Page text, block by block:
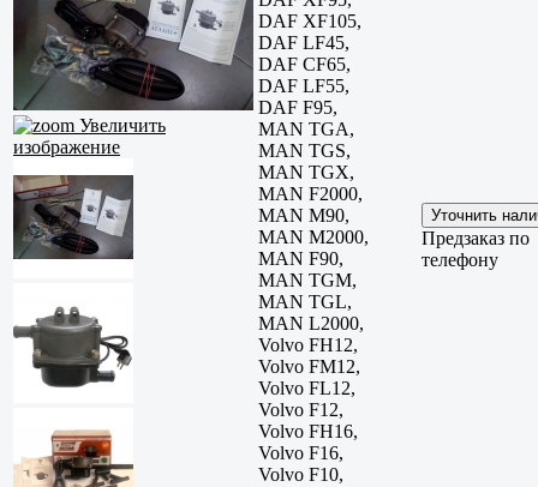
Увеличить
изображение
DAF XF105,
DAF LF45,
DAF CF65,
DAF LF55,
DAF F95,
MAN TGA,
MAN TGS,
MAN TGX,
MAN F2000,
MAN M90,
MAN M2000,
MAN F90,
MAN TGM,
MAN TGL,
MAN L2000,
Volvo FH12,
Volvo FM12,
Volvo FL12,
Volvo F12,
Volvo FH16,
Volvo F16,
Volvo F10,
Предзаказ по
телефону